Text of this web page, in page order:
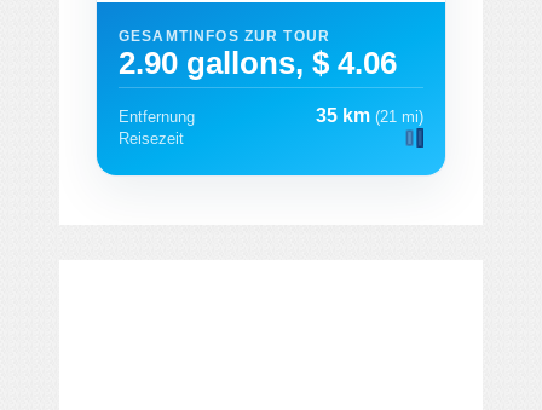
GESAMTINFOS ZUR TOUR
2.90 gallons, $ 4.06
Entfernung 35 km (21 mi)
Reisezeit